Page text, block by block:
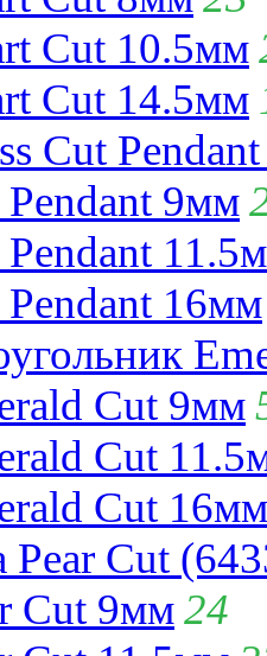
Cut 10.5мм
Cut 14.5мм
Cut
9мм
16мм
Cut 9мм
Cut
Cut 16мм
Pear Cut
Cut 9мм24